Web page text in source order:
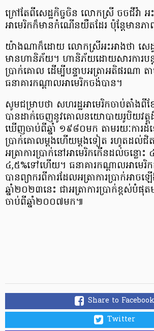
ក្រៅតែពីសេដ្ឋកិច្ចចិន លោកស្រី ចចជីវ៉ា អះ
អាមេរិកក៏មានកំណើនយឺតដែរ ប៉ុន្តែមានភ
យ៉ាងណាក៏ដោយ លោកស្រីអះអាងថា សេដ្ឋ
មានហានិភ័យ។ ហានិភ័យដោយសារការបន្ត
ប្រាក់គោល ដើម្បីបន្ទាបអត្រាអតិផរណា
ធនាគារកណ្តាលអាមេរិកចង់បាន។
សូមជម្រាបថា សហរដ្ឋអាមេរិកចាប់តាំងពី
បានដាក់ចេញនូវគោលនយោបាយរូបិយវត្ថុ
ឃើញចាប់ពីឆ្នាំ ១៩៨០មក តាមរយៈការដំឡ
ប្រាក់គោលម្តងហើយម្តងទៀត រហូតដល់ជិ
អត្រាការប្រាក់នៅអាមេរិកកើនដល់ចន្លោ
៤,៥%ទៅហើយ។ ធនាគារកណ្តាលអាមេរិ
បានព្យាករពីការដែលអត្រាការប្រាក់អាច
ឆ្នាំ២០២៣នេះ ជាអត្រាការប្រាក់ខ្ពស់បំផុ
ចាប់ពីឆ្នាំ២០០៧មក៕
Share to Facebook
Twitter